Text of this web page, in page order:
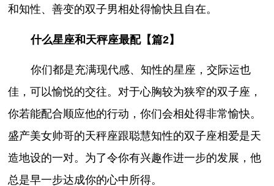
和知性、善变的双子男相处得愉快且自在。
什么星座和天秤座最配【篇2】
你们都是充满现代感、知性的星座，交际运也
佳，可以愉悦的交往。对于心胸较为狭窄的双子座，
你若能配合顺应他的行动，你们会相处得非常愉快。
盛产美女帅哥的天秤座跟聪慧知性的双子座相爱是天
造地设的一对。为了令你有兴趣作进一步的发展，他
总是早一步达成你的心中所得。